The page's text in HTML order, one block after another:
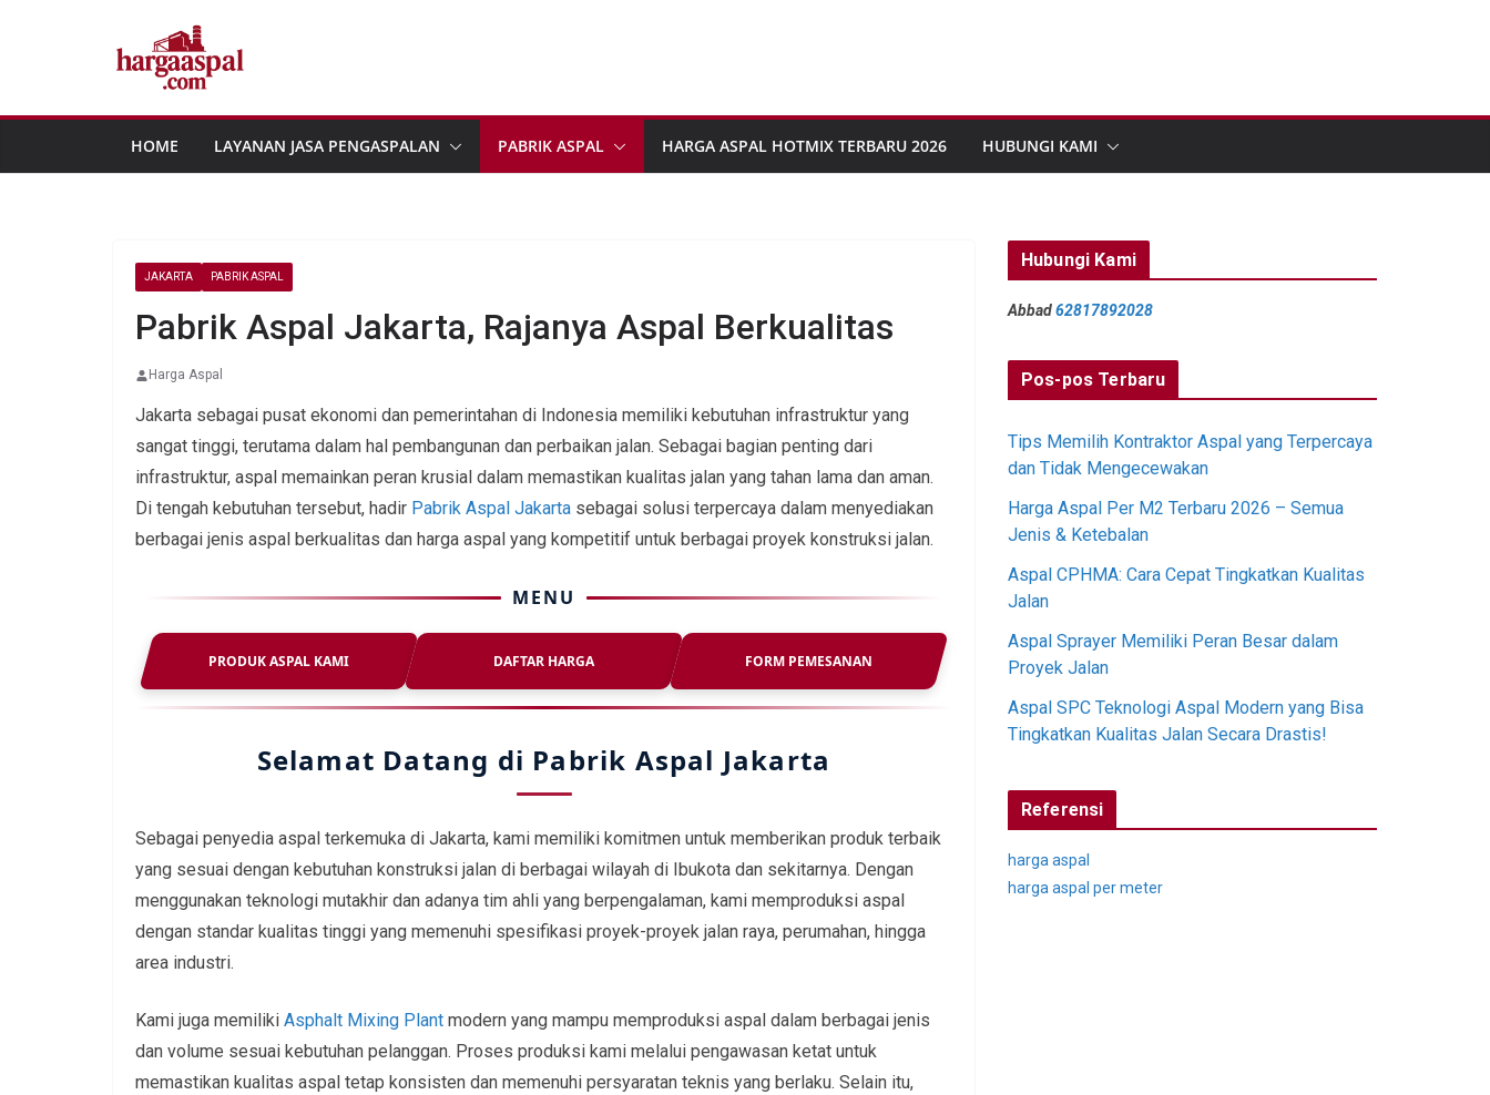
HOME LAYANAN JASA PENGASPALAN PABRIK ASPAL HARGA ASPAL HOTMIX TERBARU 2026 HUBUNGI KAMI
JAKARTA PABRIK ASPAL
Pabrik Aspal Jakarta, Rajanya Aspal Berkualitas
Harga Aspal
Jakarta sebagai pusat ekonomi dan pemerintahan di Indonesia memiliki kebutuhan infrastruktur yang
sangat tinggi, terutama dalam hal pembangunan dan perbaikan jalan. Sebagai bagian penting dari
infrastruktur, aspal memainkan peran krusial dalam memastikan kualitas jalan yang tahan lama dan aman.
Di tengah kebutuhan tersebut, hadir Pabrik Aspal Jakarta sebagai solusi terpercaya dalam menyediakan
berbagai jenis aspal berkualitas dan harga aspal yang kompetitif untuk berbagai proyek konstruksi jalan.
MENU
PRODUK ASPAL KAMI DAFTAR HARGA FORM PEMESANAN
Selamat Datang di Pabrik Aspal Jakarta
Sebagai penyedia aspal terkemuka di Jakarta, kami memiliki komitmen untuk memberikan produk terbaik
yang sesuai dengan kebutuhan konstruksi jalan di berbagai wilayah di Ibukota dan sekitarnya. Dengan
menggunakan teknologi mutakhir dan adanya tim ahli yang berpengalaman, kami memproduksi aspal
dengan standar kualitas tinggi yang memenuhi spesifikasi proyek-proyek jalan raya, perumahan, hingga
area industri.
Kami juga memiliki Asphalt Mixing Plant modern yang mampu memproduksi aspal dalam berbagai jenis
dan volume sesuai kebutuhan pelanggan. Proses produksi kami melalui pengawasan ketat untuk
memastikan kualitas aspal tetap konsisten dan memenuhi persyaratan teknis yang berlaku. Selain itu,
Hubungi Kami
Abbad62817892028
Pos-pos Terbaru
Tips Memilih Kontraktor Aspal yang Terpercaya
dan Tidak Mengecewakan
Harga Aspal Per M2 Terbaru 2026 – Semua
Jenis & Ketebalan
Aspal CPHMA: Cara Cepat Tingkatkan Kualitas
Jalan
Aspal Sprayer Memiliki Peran Besar dalam
Proyek Jalan
Aspal SPC Teknologi Aspal Modern yang Bisa
Tingkatkan Kualitas Jalan Secara Drastis!
Referensi
harga aspal
harga aspal per meter